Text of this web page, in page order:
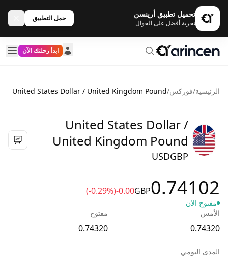
تحميل تطبيق أرينسن
تجربة أفضل على الجوال
حمل التطبيق
ابدأ رحلتك الآن
الرئيسية/فوركس/
United States Dollar / United Kingdom Pound
United States Dollar /
United Kingdom Pound
USDGBP
0.74102
GBP
-0.00
(-0.29%)
مفتوح الان
الأمس
0.74320
مفتوح
0.74320
المدى اليومي